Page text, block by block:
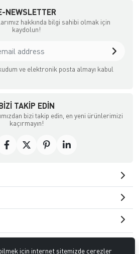
NEWSLETTER
hakkında bilgi sahibi olmak için
kaydolun!
ve elektronik posta almayı kabul
TAKIP EDIN
bizi takip edin, en yeni ürünlerimizi
kaçırmayın!
için internet sitemizde çerezler